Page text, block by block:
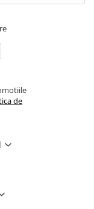
de